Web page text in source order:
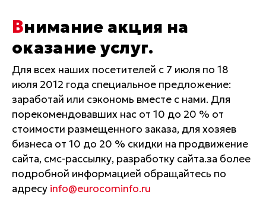
Отдельный вход \ Левый торец здания
Пн-пт. с 9:30 до 18:30 (по Хбк)
info@lred.ru
Все контакты
Внимание акция на
оказание услуг.
Для всех наших посетителей с 7 июля по 18
июля 2012 года специальное предложение:
заработай или сэкономь вместе с нами. Для
порекомендовавших нас от 10 до 20 % от
стоимости размещенного заказа, для хозяев
бизнеса от 10 до 20 % скидки на продвижение
сайта, смс-рассылку, разработку сайта.за более
подробной информацией обращайтесь по
адресу info@eurocominfo.ru